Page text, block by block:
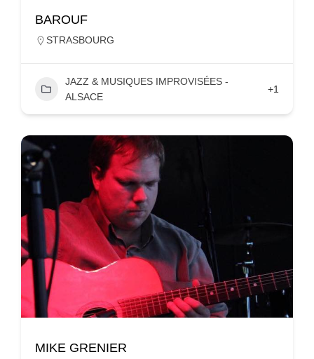
BAROUF
STRASBOURG
JAZZ & MUSIQUES IMPROVISÉES -
ALSACE
+1
MIKE GRENIER